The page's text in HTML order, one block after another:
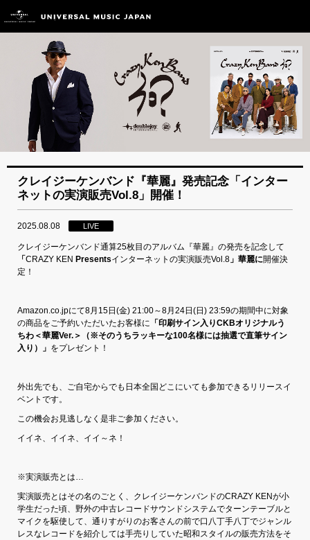
クレイジーケンバンド『華麗』発売記念「インター
ネットの実演販売Vol.8」開催！
2025.08.08 LIVE
クレイジーケンバンド通算25枚目のアルバム『華麗』の発売を記念して
「CRAZY KEN Presentsインターネットの実演販売Vol.8 」華麗に開催決
定！
Amazon.co.jpにて8月15日(金) 21:00～8月24日(日) 23:59の期間中に対象
の商品をご予約いただいたお客様に 「印刷サイン入りCKBオリジナルう
ちわ＜華麗Ver. ＞（※そのうちラッキーな100名様には抽選で直筆サイン
入り）」 をプレゼント！
外出先でも、ご自宅からでも日本全国どこにいても参加できるリリースイ
ベントです。
この機会お見逃しなく是非ご参加ください。
イイネ、イイネ、イイ～ネ！
※実演販売とは…
実演販売とはその名のごとく、クレイジーケンバンドのCRAZY KENが小
学生だった頃、野外の中古レコードサウンドシステムでターンテーブルと
マイクを駆使して、通りすがりのお客さんの前で口八丁手八丁でジャンル
レスなレコードを紹介しては手売りしていた昭和スタイルの販売方法をそ